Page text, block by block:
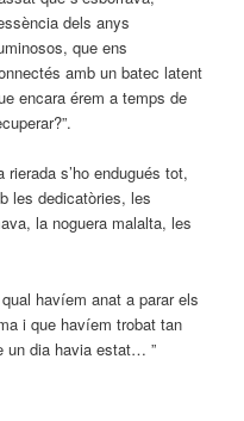
dels anys
que ens
amb un batec latent
encara érem a temps de
s’ho endugués tot,
les dedicatòries, les
la noguera malalta, les
havíem anat a parar els
i que havíem trobat tan
un dia havia estat… ”